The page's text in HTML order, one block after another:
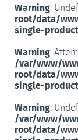
Warning:
root/data/
single-
Warning:
/var/www/
root/data/
single-
Warning:
/var/www/
root/data/